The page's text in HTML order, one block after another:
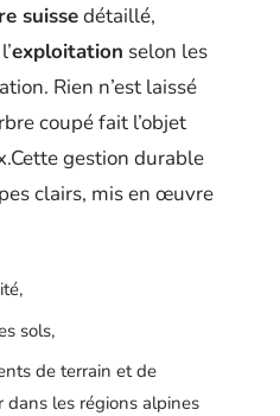
suissedétaillé,
exploitation selon les
Rien n’est laissé
coupé fait l’objet
gestion durable
clairs, mis en œuvre
sols,
de terrain et de
dans les régions alpines